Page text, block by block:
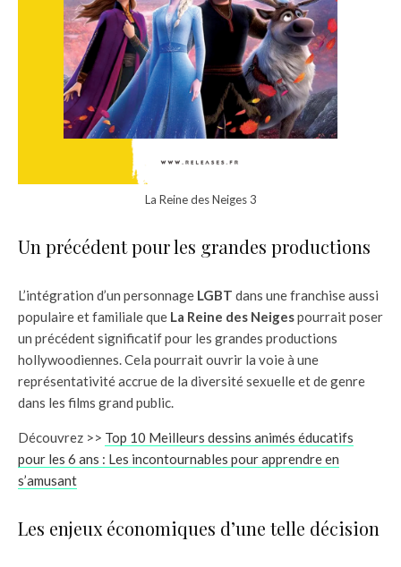
La Reine des Neiges 3
Un précédent pour les grandes productions
L’intégration d’un personnage LGBT dans une franchise aussi
populaire et familiale que La Reine des Neigespourrait poser
un précédent significatif pour les grandes productions
hollywoodiennes. Cela pourrait ouvrir la voie à une
représentativité accrue de la diversité sexuelle et de genre
dans les films grand public.
Découvrez >> Top 10 Meilleurs dessins animés éducatifs
pour les 6 ans : Les incontournables pour apprendre en
s’amusant
Les enjeux économiques d’une telle décision